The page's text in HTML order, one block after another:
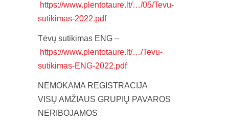
https://www.plentotaure.lt/…/05/Tevu-
sutikimas-2022.pdf
Tėvų sutikimas ENG –
https://www.plentotaure.lt/…/Tevu-
sutikimas-ENG-2022.pdf
NEMOKAMA REGISTRACIJA
VISŲ AMŽIAUS GRUPIŲ PAVAROS
NERIBOJAMOS